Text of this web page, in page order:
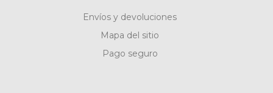
Envíos y devoluciones
Mapa del sitio
Pago seguro